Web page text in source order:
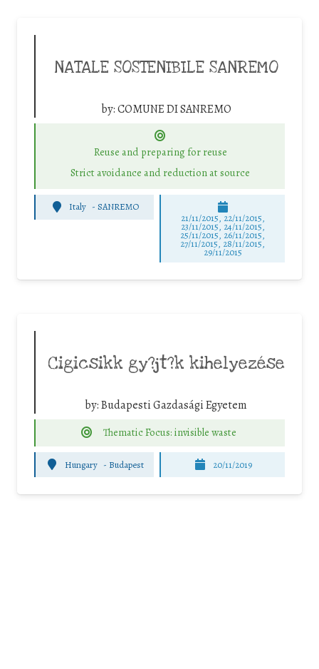
NATALE SOSTENIBILE SANREMO
by:COMUNE DI SANREMO
Reuse and preparing for reuse
Strict avoidance and reduction at source
Italy -SANREMO
21/11/2015, 22/11/2015,
23/11/2015, 24/11/2015,
25/11/2015, 26/11/2015,
27/11/2015, 28/11/2015,
29/11/2015
Cigicsikk gy?jt?k kihelyezése
by:Budapesti Gazdasági Egyetem
Thematic Focus: invisible waste
Hungary - Budapest 20/11/2019